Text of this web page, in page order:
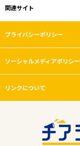
関連サイト
プライバシーポリシー
ソーシャルメディアポリシー
リンクについて